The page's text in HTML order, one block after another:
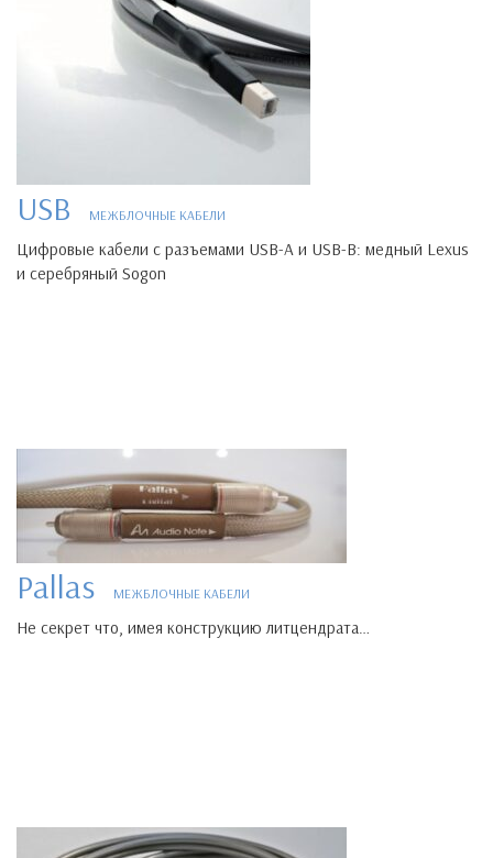
USB МЕЖБЛОЧНЫЕ КАБЕЛИ
Цифровые кабели с разъемами USB-A и USB-B: медный Lexus
и серебряный Sogon
Pallas МЕЖБЛОЧНЫЕ КАБЕЛИ
Не секрет что, имея конструкцию литцендрата…